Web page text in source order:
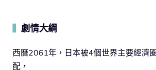
劇情大綱
西曆2061年，日本被4個世界主要經濟
配，